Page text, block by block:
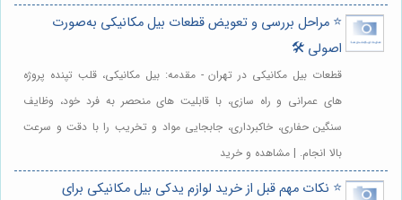
⭐️ مراحل بررسی و تعویض قطعات بیل مکانیکی به‌صورت
اصولی 🛠️
قطعات بیل مکانیکی در تهران - مقدمه: بیل مکانیکی، قلب تپنده پروژه
های عمرانی و راه سازی، با قابلیت های منحصر به فرد خود، وظایف
سنگین حفاری، خاکبرداری، جابجایی مواد و تخریب را با دقت و سرعت
بالا انجام. | مشاهده و خرید
⭐️ نکات مهم قبل از خرید لوازم یدکی بیل مکانیکی برای